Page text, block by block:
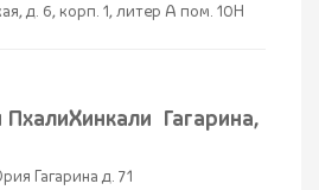
д. 6, корп. 1, литер А пом. 10Н
ПхалиХинкали Гагарина,
Гагарина д. 71